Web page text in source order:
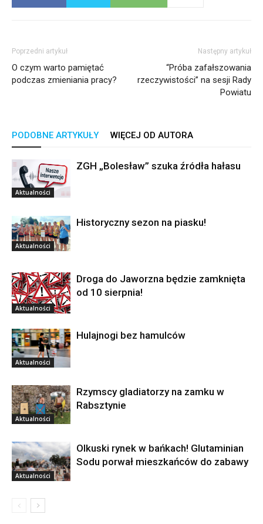
Poprzedni artykuł
O czym warto pamiętać
podczas zmieniania pracy?
Następny artykuł
“Próba zafałszowania
rzeczywistości” na sesji Rady
Powiatu
PODOBNE ARTYKUŁY WIĘCEJ OD AUTORA
Aktualności
ZGH „Bolesław” szuka źródła hałasu
Aktualności
Historyczny sezon na piasku!
Aktualności
Droga do Jaworzna będzie zamknięta
od 10 sierpnia!
Aktualności
Hulajnogi bez hamulców
Aktualności
Rzymscy gladiatorzy na zamku w
Rabsztynie
Aktualności
Olkuski rynek w bańkach! Glutaminian
Sodu porwał mieszkańców do zabawy